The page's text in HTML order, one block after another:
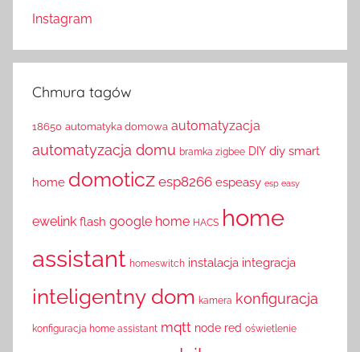
Instagram
Chmura tagów
18650 automatyka domowa automatyzacja
automatyzacja domu bramka zigbee DIY diy smart
home domoticz esp8266 espeasy esp easy
ewelink flash google home HACS home
assistant homeswitch instalacja integracja
inteligentny dom kamera konfiguracja
konfiguracja home assistant mqtt node red oświetlenie